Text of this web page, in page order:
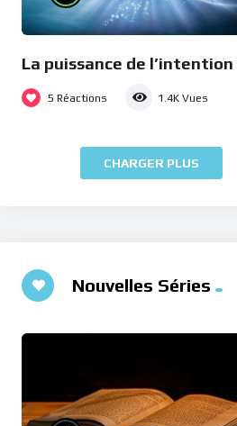
La puissance de l’intention
5 Réactions 1.4K Vues
CHARGER PLUS
Nouvelles Séries